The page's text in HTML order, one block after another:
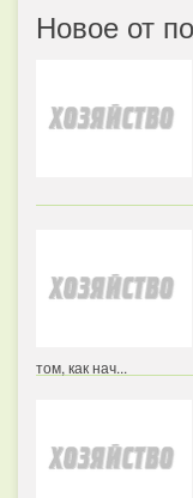
Новое от
том, как нач...